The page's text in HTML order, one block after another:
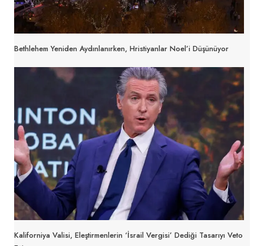
Bethlehem Yeniden Aydınlanırken, Hristiyanlar Noel’i Düşünüyor
Kaliforniya Valisi, Eleştirmenlerin ‘İsrail Vergisi’ Dediği Tasarıyı Veto